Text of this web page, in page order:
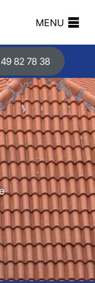
MENU
82 78 38